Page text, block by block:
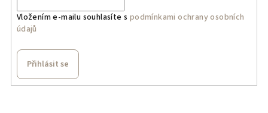
Vložením e-mailu souhlasíte s podmínkami ochrany osobních
údajů
Přihlásit se